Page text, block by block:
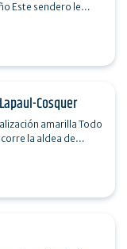
le
Philibert para…
Cosquer
la aldea de
du Crannic. La…